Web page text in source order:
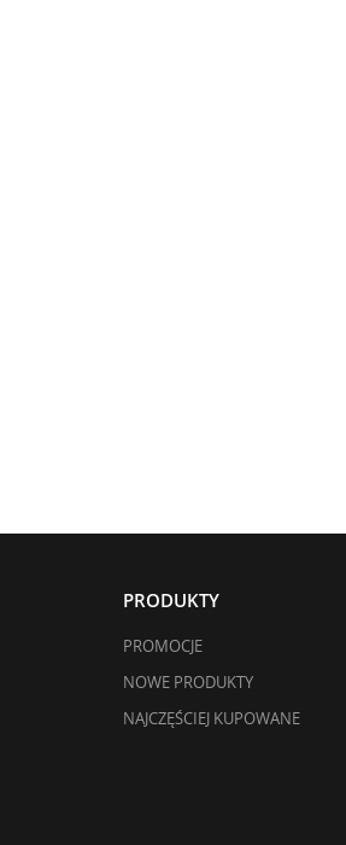
PRODUKTY
PROMOCJE
NOWE PRODUKTY
NAJCZĘŚCIEJ KUPOWANE